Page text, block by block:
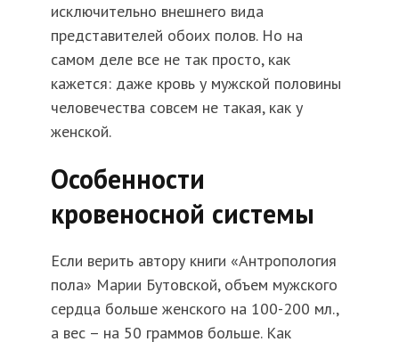
исключительно внешнего вида
представителей обоих полов. Но на
самом деле все не так просто, как
кажется: даже кровь у мужской половины
человечества совсем не такая, как у
женской.
Особенности
кровеносной системы
Если верить автору книги «Антропология
пола» Марии Бутовской, объем мужского
сердца больше женского на 100-200 мл.,
а вес – на 50 граммов больше. Как